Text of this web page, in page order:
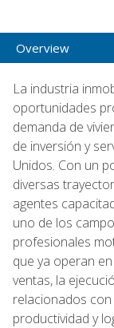
Overview
La industria
oportunidades
demanda de
de inversión y
Unidos. Con un
diversas
agentes
uno de los
profesionales
que ya operan
ventas, la
relacionados
productividad y